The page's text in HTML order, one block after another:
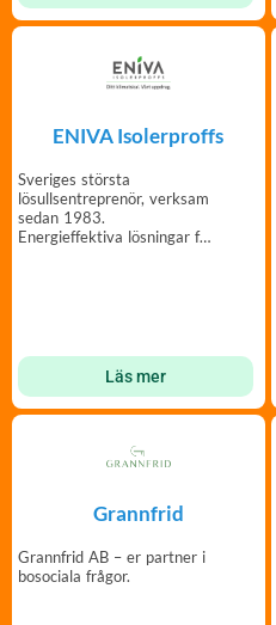
ENIVA Isolerproffs
Sveriges största
lösullsentreprenör, verksam
sedan 1983.
Energieffektiva lösningar för
Läs mer
Grannfrid
Grannfrid AB – er partner i
bosociala frågor.